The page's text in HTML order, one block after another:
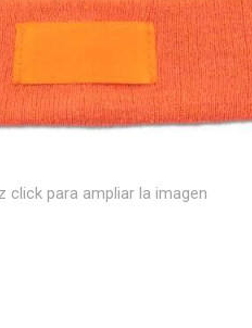
click para ampliar la imagen